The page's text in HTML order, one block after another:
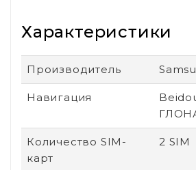
Характеристики
Производитель
Навигация
Количество SIM-
карт
2 SIM